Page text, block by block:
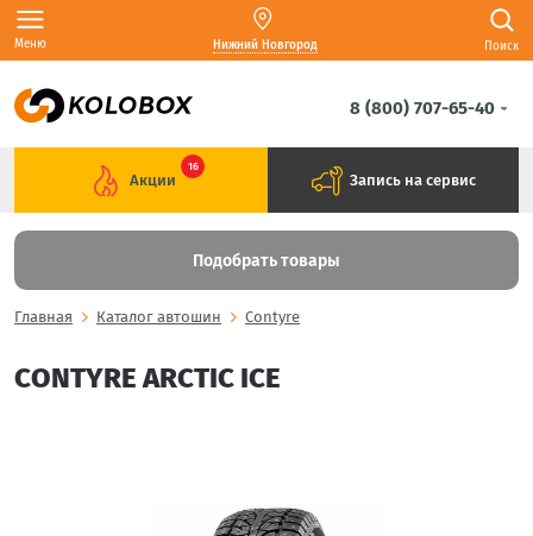
Меню Нижний Новгород Поиск
8 (800) 707-65-40
Акции
16
Запись на сервис
Подобрать товары
Главная Каталог автошин Contyre
CONTYRE ARCTIC ICE